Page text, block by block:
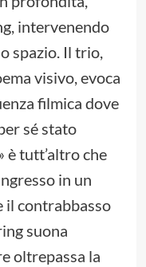
intervenendo
spazio. Il trio,
visivo, evoca
filmica dove
sé stato
è tutt’altro che
in un
il contrabbasso
suona
oltrepassa la